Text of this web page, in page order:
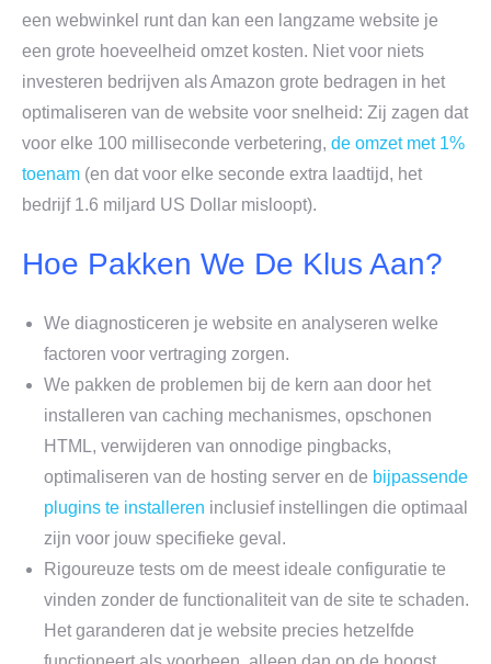
een webwinkel runt dan kan een langzame website je
een grote hoeveelheid omzet kosten. Niet voor niets
investeren bedrijven als Amazon grote bedragen in het
optimaliseren van de website voor snelheid: Zij zagen dat
voor elke 100 milliseconde verbetering, de omzet met 1%
toenam (en dat voor elke seconde extra laadtijd, het
bedrijf 1.6 miljard US Dollar misloopt).
Hoe Pakken We De Klus Aan?
We diagnosticeren je website en analyseren welke
factoren voor vertraging zorgen.
We pakken de problemen bij de kern aan door het
installeren van caching mechanismes, opschonen
HTML, verwijderen van onnodige pingbacks,
optimaliseren van de hosting server en de bijpassende
plugins te installeren inclusief instellingen die optimaal
zijn voor jouw specifieke geval.
Rigoureuze tests om de meest ideale configuratie te
vinden zonder de functionaliteit van de site te schaden.
Het garanderen dat je website precies hetzelfde